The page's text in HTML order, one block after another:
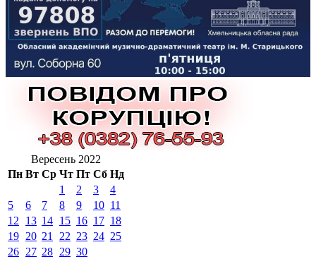
Вересень 2022
Пн Вт Ср Чт Пт Сб Нд
1
2 3
4
5
6 7 8 9 10 11
12
13 14 15 16 17 18
19 20 21 22 23 24 25
26 27 28 29 30